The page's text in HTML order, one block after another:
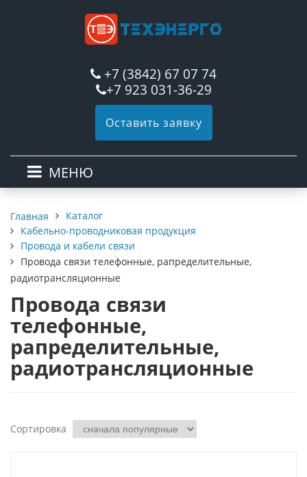
+7 (3842) 67 07 74
+7 923 031-36-29
Оставить заявку
МЕНЮ
Главная
Каталог
Кабельно-проводниковая продукция
Провода и кабели связи
Провода связи телефонные, рапределительные,
радиотрансляционные
Провода связи
телефонные,
рапределительные,
радиотрансляционные
Сортировка